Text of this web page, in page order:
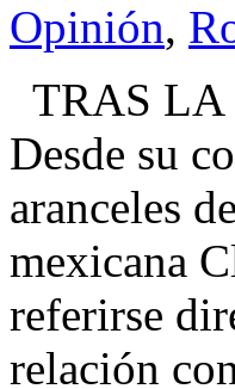
Opinión,
TRAS LA
Desde su
aranceles
mexicana
referirse
relación